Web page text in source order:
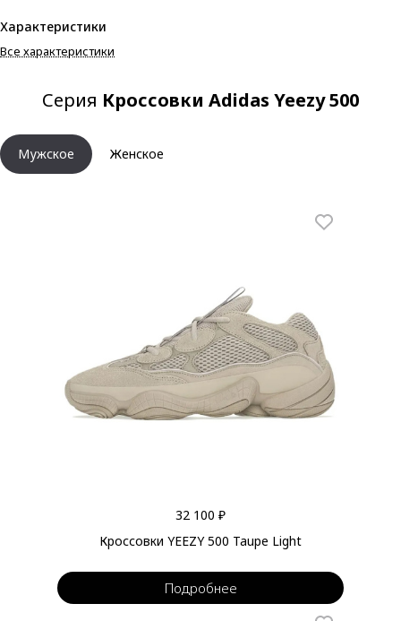
Характеристики
Все характеристики
Серия Кроссовки Adidas Yeezy 500
Мужское Женское
32 100 ₽
Кроссовки YEEZY 500 Taupe Light
Подробнее